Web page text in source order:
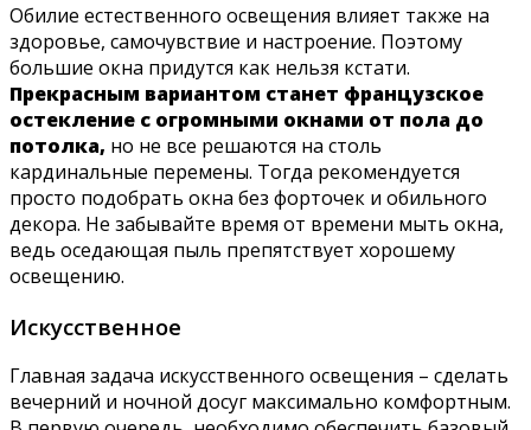
Обилие естественного освещения влияет также на
здоровье, самочувствие и настроение. Поэтому
большие окна придутся как нельзя кстати.
Прекрасным вариантом станет французское
остекление с огромными окнами от пола до
потолка, но не все решаются на столь
кардинальные перемены. Тогда рекомендуется
просто подобрать окна без форточек и обильного
декора. Не забывайте время от времени мыть окна,
ведь оседающая пыль препятствует хорошему
освещению.
Искусственное
Главная задача искусственного освещения – сделать
вечерний и ночной досуг максимально комфортным.